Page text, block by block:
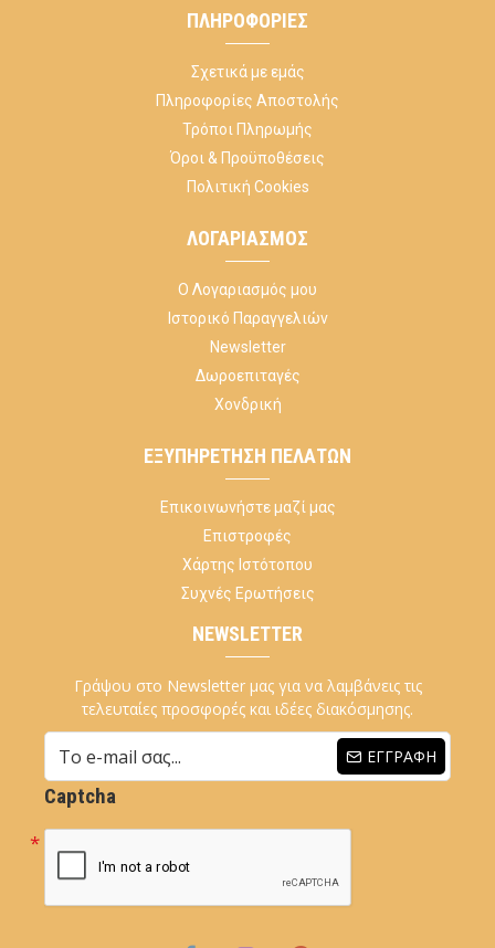
ΠΛΗΡΟΦΟΡΊΕΣ
Σχετικά με εμάς
Πληροφορίες Αποστολής
Τρόποι Πληρωμής
Όροι & Προϋποθέσεις
Πολιτική Cookies
ΛΟΓΑΡΙΑΣΜΌΣ
Ο Λογαριασμός μου
Ιστορικό Παραγγελιών
Newsletter
Δωροεπιταγές
Χονδρική
ΕΞΥΠΗΡΈΤΗΣΗ ΠΕΛΑΤΏΝ
Επικοινωνήστε μαζί μας
Επιστροφές
Χάρτης Ιστότοπου
Συχνές Ερωτήσεις
NEWSLETTER
Γράψου στο Newsletter μας για να λαμβάνεις τις
τελευταίες προσφορές και ιδέες διακόσμησης.
ΕΓΓΡΑΦΉ
Captcha